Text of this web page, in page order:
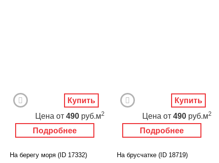
Подробнее
Цена от 490 руб.м2
Купить
Подробнее
Цена от 490 руб.м2
Купить
На берегу моря (ID 17332) На брусчатке (ID 18719)